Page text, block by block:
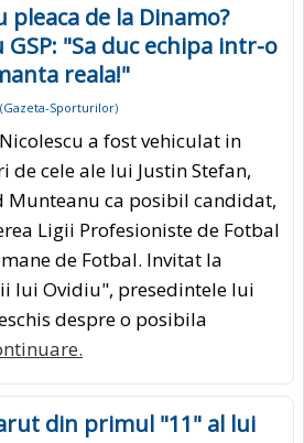
pleaca de la Dinamo?
"Sa duc echipa intr-o
reala!"
Gazeta-Sporturilor)
a fost vehiculat in
cele ale lui Justin Stefan,
Munteanu ca posibil candidat,
Ligii Profesioniste de Fotbal
de Fotbal. Invitat la
lui Ovidiu", presedintele lui
despre o posibila
din primul "11" al lui